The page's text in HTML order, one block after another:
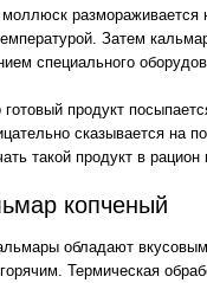
размораживается
Затем
специального
готовый продукт
сказывается на
такой продукт в рацион
копченый
обладают
Термическая